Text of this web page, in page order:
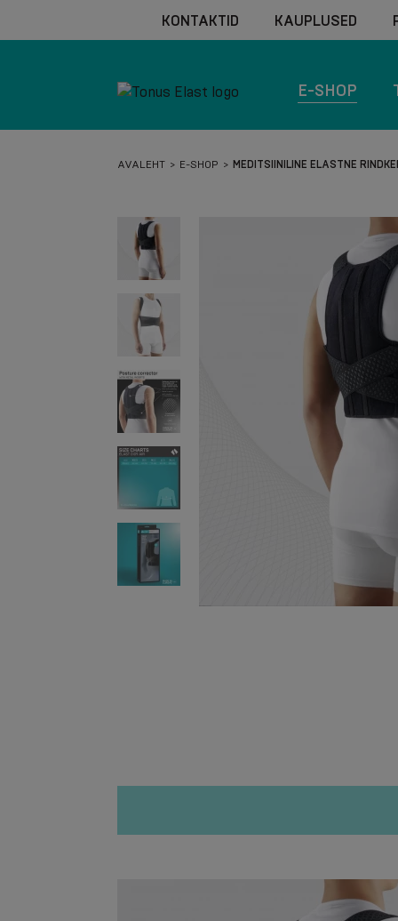
KONTAKTID KAUPLUSED
E-SHOP
AVALEHT E-SHOP MEDITSIINILINE ELASTNE